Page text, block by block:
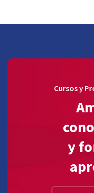
Cursos y
y